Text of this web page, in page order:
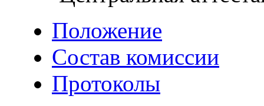
Положение
Состав комиссии
Протоколы